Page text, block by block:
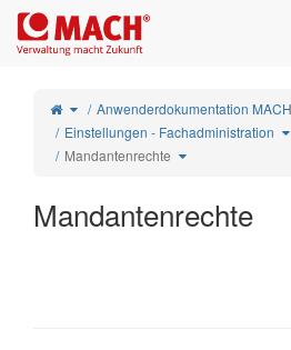
Startseite
Schalte
den
übergeordneten
Baum
von
Mandantenrechte
um.
Anwenderdokumentation
Einstellungen - Fachadministration
Mandantenrechte Schalte
den
Verzeichnisbaum
Mandantenrechte